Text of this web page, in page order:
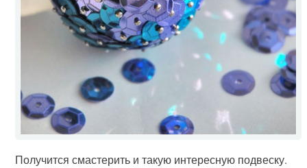
Получится смастерить и такую интересную подвеску.